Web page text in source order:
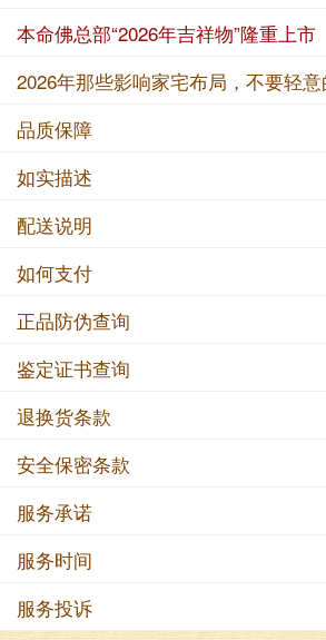
本命佛总部“2026年吉祥物”隆重上市
2026年那些影响家宅布局，不要轻意
品质保障
如实描述
配送说明
如何支付
正品防伪查询
鉴定证书查询
退换货条款
安全保密条款
服务承诺
服务时间
服务投诉